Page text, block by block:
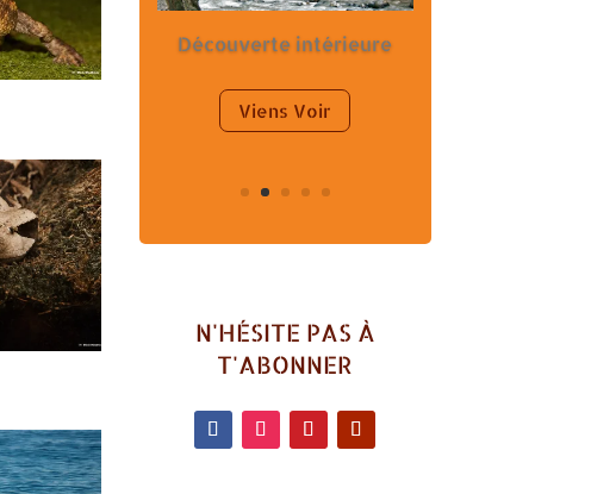
Découverte intérieure
Viens Voir
N'HÉSITE PAS À
T'ABONNER